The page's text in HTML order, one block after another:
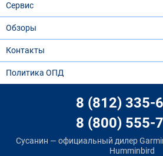
Сервис
Обзоры
Контакты
Политика ОПД
8 (812) 335-
8 (800) 555-
Сусанин — официальный дилер
Humminbird